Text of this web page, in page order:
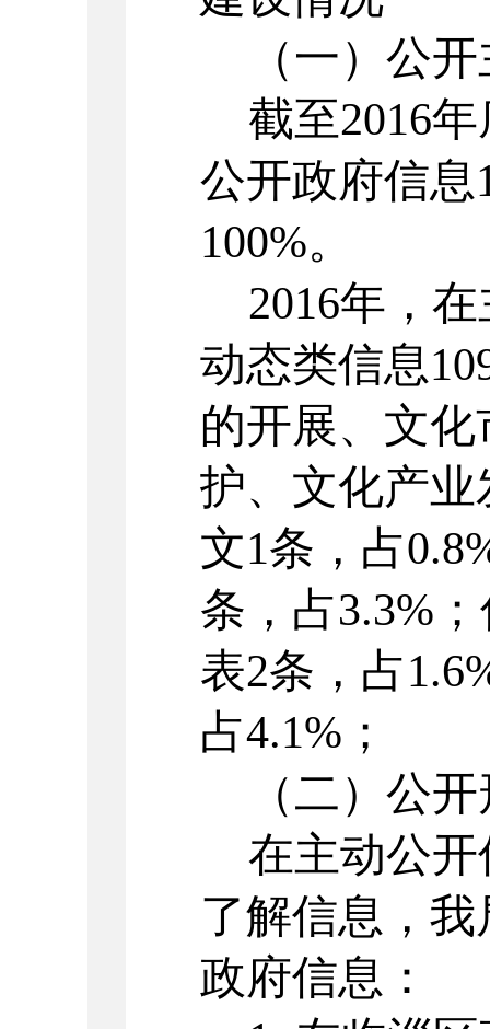
（一）公
截至2016年
公开政府信息
100%。
2016年，在
动态类信息
的开展、文
护、文化产业
文1条，占
条，占3.3%
表2条，占
占4.1%；
（二）公
在主动公开
了解信息，
政府信息：